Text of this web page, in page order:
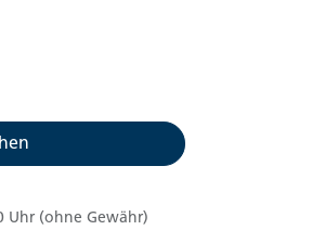
Uhr (ohne Gewähr)